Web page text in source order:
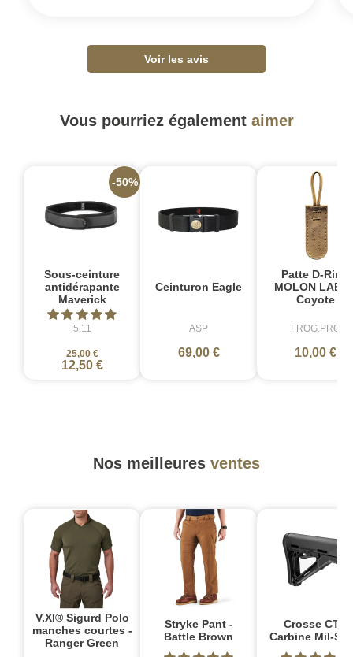
Voir les avis
Vous pourriez également aimer
Sous-ceinture
antidérapante
Maverick
5.11
25,00 €
12,50 €
-50%
Ceinturon Eagle
ASP
69,00 €
Patte D-Ring
MOLON LABE
Coyote
FROG.PRO
10,00 €
Nos meilleures ventes
V.XI® Sigurd Polo
manches courtes -
Ranger Green
Stryke Pant -
Battle Brown
Crosse CTR
Carbine Mil-